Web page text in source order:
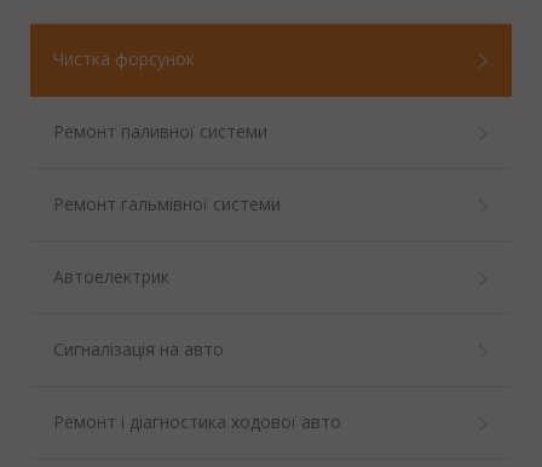
Чистка форсунок
Ремонт паливної системи
Ремонт гальмівної системи
Автоелектрик
Сигналізація на авто
Ремонт і діагностика ходової авто